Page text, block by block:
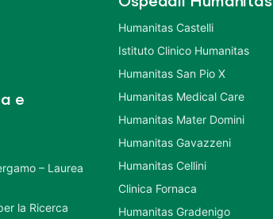
e
– Laurea
la Ricerca
Humanitas Castelli
Istituto Clinico Humanitas
Humanitas San Pio X
Humanitas Medical Care
Humanitas Mater Domini
Humanitas Gavazzeni
Humanitas Cellini
Clinica Fornaca
Humanitas Gradenigo